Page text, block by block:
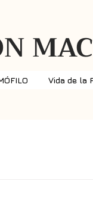
Vida de la